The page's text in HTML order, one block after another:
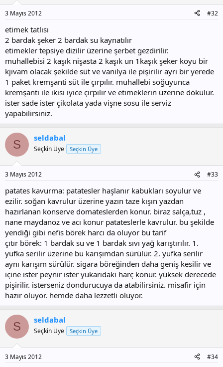
3 Mayıs 2012 #32
etimek tatlısı
2 bardak şeker 2 bardak su kaynatılır
etimekler tepsiye dizilir üzerine şerbet gezdirilir.
muhallebisi 2 kaşık nişasta 2 kaşık un 1kaşık şeker koyu bir
kjıvam olacak şekilde süt ve vanilya ile pişirilir ayrı bir yerede
1 paket kremşanti süt ile çırpılır. muhallebi soğuyunca
kremşanti ile ikisi iyice çırpılır ve etimeklerin üzerine dökülür.
ister sade ister çikolata yada vişne sosu ile serviz
yapabilirsiniz.
S seldabal
Seçkin Üye Seçkin Üye
3 Mayıs 2012 #33
patates kavurma: patatesler haşlanır kabukları soyulur ve
ezilir. soğan kavrulur üzerine yazın taze kışın yazdan
hazırlanan konserve domateslerden konur. biraz salça,tuz ,
nane maydanoz ve acı konur patateslerle kavrulur. bu şekilde
yendiği gibi nefis börek harcı da oluyor bu tarif
çıtır börek: 1 bardak su ve 1 bardak sıvı yağ karıştırılır. 1.
yufka serilir üzerine bu karışımdan sürülür. 2. yufka serilir
aynı karışım sürülür. sigara böreğinden daha geniş kesilir ve
içine ister peynir ister yukarıdaki harç konur. yüksek derecede
pişirilir. isterseniz dondurucuya da atabilirsiniz. misafir için
hazır oluyor. hemde daha lezzetli oluyor.
S seldabal
Seçkin Üye Seçkin Üye
3 Mayıs 2012 #34